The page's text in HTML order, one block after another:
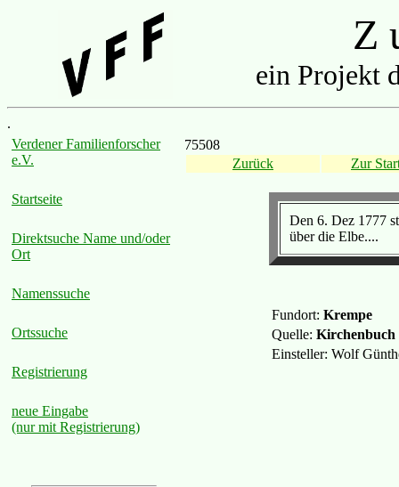
Z
ein Projekt
.
Verdener Familienforscher
e.V.
Startseite
Direktsuche Name und/oder
Ort
Namenssuche
Ortssuche
Registrierung
neue Eingabe
(nur mit Registrierung)
75508
Zurück
Zur
Den 6. Dez 1777
über die Elbe....
Fundort: Krempe
Quelle: Kirchenbuch
Einsteller: Wolf